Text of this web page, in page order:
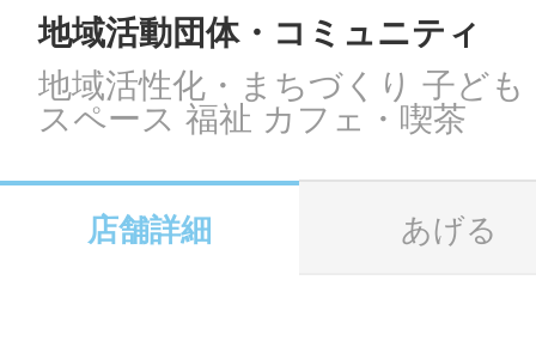
メール
地域活動団体・コミュニティ
地域活性化・まちづくり 子ど
スペース 福祉 カフェ・喫茶
店舗詳細 あげる
地域ごとの
智頭